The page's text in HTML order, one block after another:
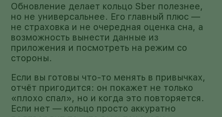
Обновление делает кольцо Sber полезнее,
но не универсальнее. Его главный плюс —
не страховка и не очередная оценка сна, а
возможность вынести данные из
приложения и посмотреть на режим со
стороны.
Если вы готовы что-то менять в привычках,
отчёт пригодится: он покажет не только
«плохо спал», но и когда это повторяется.
Если нет — кольцо просто аккуратно